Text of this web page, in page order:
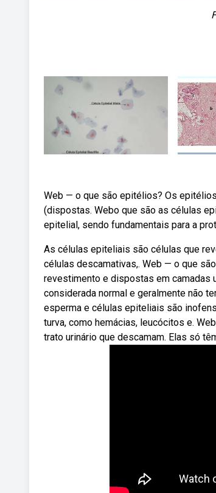
Web — o que são epitélios? Os
(dispostas. Webo que são as células
epitelial, sendo fundamentais para a
As células epiteliais são células que
células descamativas,. Web — o que
revestimento e dispostas em camadas
considerada normal e geralmente não
esperma e células epiteliais são
turva, como hemácias, leucócitos e.
trato urinário que descamam. Elas só